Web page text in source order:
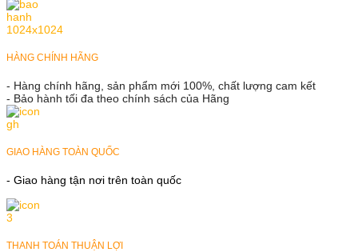
HÀNG CHÍNH HÃNG
- Hàng chính hãng, sản phẩm mới 100%, chất lượng cam kết
- Bảo hành tối đa theo chính sách của Hãng
GIAO HÀNG TOÀN QUỐC
- Giao hàng tận nơi trên toàn quốc
THANH TOÁN THUẬN LỢI